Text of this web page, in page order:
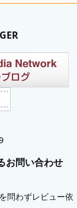
お問い合わせ
問わずレビュー依